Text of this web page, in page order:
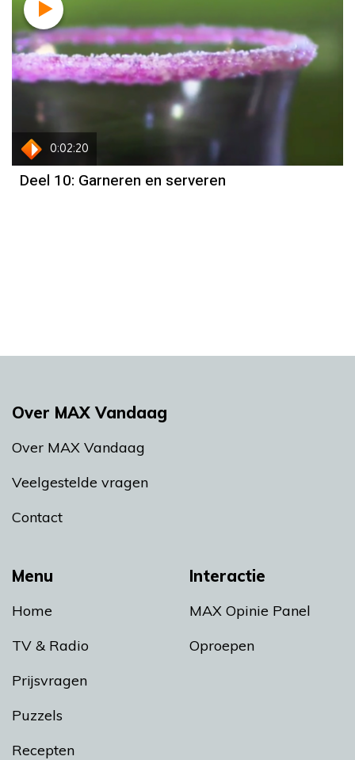
0:02:20
Deel 10: Garneren en serveren
Menu
Home
TV & Radio
Prijsvragen
Puzzels
Recepten
Interactie
MAX Opinie Panel
Oproepen
Over MAX Vandaag
Over MAX Vandaag
Veelgestelde vragen
Contact